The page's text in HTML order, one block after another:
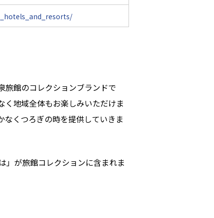
旅館のコレクションブランドで
く地域全体もお楽しみいただけま
くつろぎの時を提供していきま
」が旅館コレクションに含まれま